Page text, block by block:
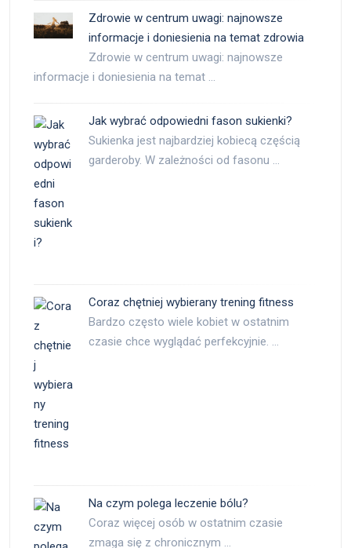
Zdrowie w centrum uwagi: najnowsze
informacje i doniesienia na temat zdrowia
Zdrowie w centrum uwagi: najnowsze
informacje i doniesienia na temat …
Jak wybrać odpowiedni fason sukienki?
Sukienka jest najbardziej kobiecą częścią
garderoby. W zależności od fasonu …
Coraz chętniej wybierany trening fitness
Bardzo często wiele kobiet w ostatnim
czasie chce wyglądać perfekcyjnie. …
Na czym polega leczenie bólu?
Coraz więcej osób w ostatnim czasie
zmaga się z chronicznym …